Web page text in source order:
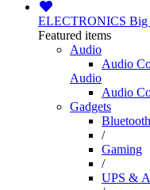
ELECTRONICS Big
Featured items
Audio
Audio
Audio
Audio
Gadgets
Bluetooth
/
Gaming
/
UPS &